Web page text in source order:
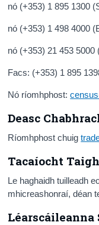
nó (+353) 1 895 1300
nó (+353) 1 498 4000
nó (+353) 21 453 5000
Facs: (+353) 1 895
Nó ríomhphost:
Deasc
Ríomhphost chuig
Tacaíocht
Le haghaidh tuilleadh
mhicreashonraí, déan